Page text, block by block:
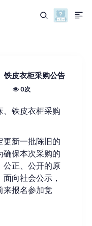
铁皮衣柜采购公告
0次
、铁皮衣柜采购
更新一批陈旧的
确保本次采购的
公正、公开的原
向社会公示，
来报名参加竞